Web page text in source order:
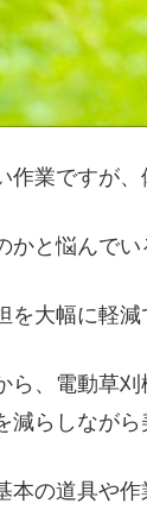
業ですが
と悩んでい
大幅に軽減
ら、電動草
らしながら
本の道具や